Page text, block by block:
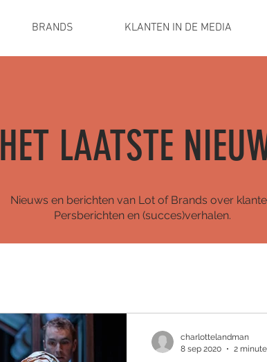
BRANDS KLANTEN IN DE MEDIA
Nieuws en berichten van Lot of Brands over
Persberichten en (succes)verhalen.
HET LAATSTE
charlottelandman
8 sep 2020
2